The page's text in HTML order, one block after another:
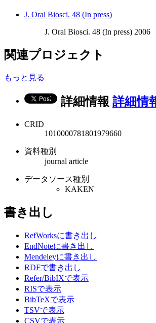
J. Oral Biosci. 48 (In press)
J. Oral Biosci. 48 (In press) 2006
関連プロジェクト
もっと見る
詳細情報 詳細情
CRID
1010000781801979660
資料種別
journal article
データソース種別
KAKEN
書き出し
RefWorksに書き出し
EndNoteに書き出し
Mendeleyに書き出し
RDFで書き出し
Refer/BibIXで表示
RISで表示
BibTeXで表示
TSVで表示
CSVで表示